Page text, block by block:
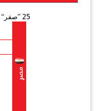
25 صفر
مصر